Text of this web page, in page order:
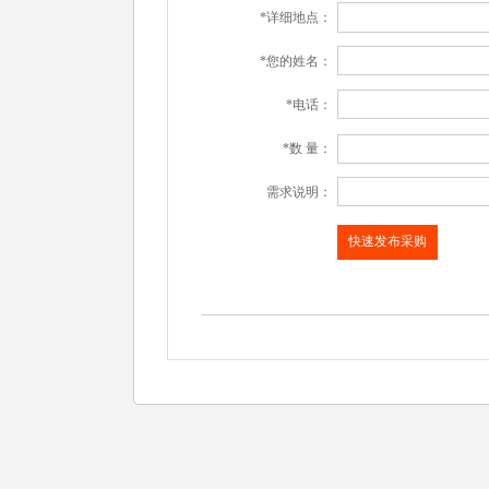
*详细地点：
*您的姓名：
*电话：
*数 量：
需求说明：